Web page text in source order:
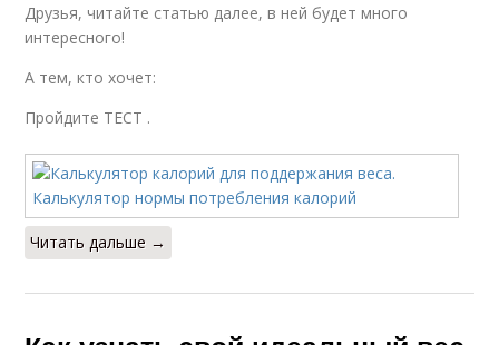
Друзья, читайте статью далее, в ней будет много
интересного!
А тем, кто хочет:
Пройдите ТЕСТ .
Читать дальше →